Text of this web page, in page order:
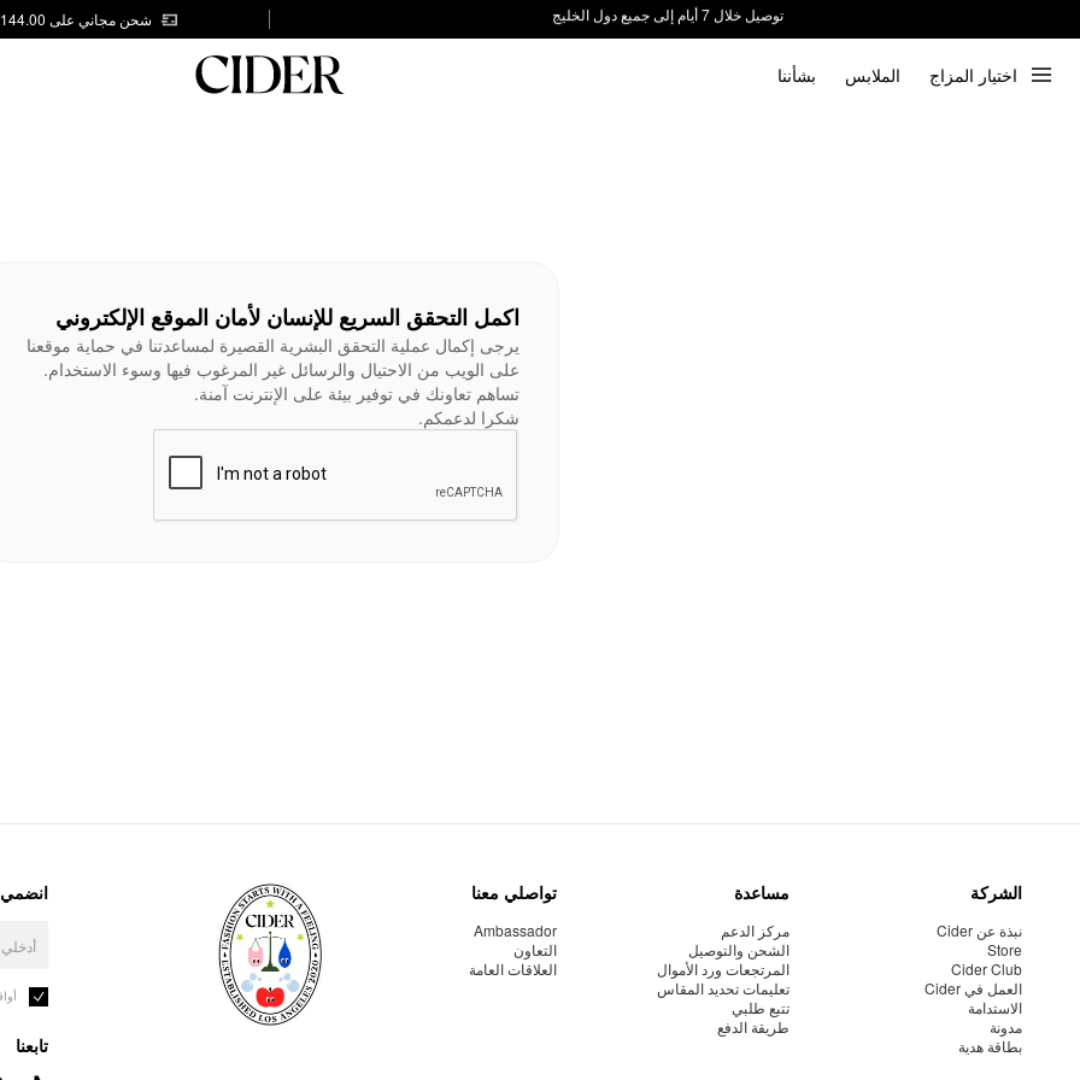
ندعم الدفع عند الاستلام 📦
شحن مجاني على AED 144.00
اختيار المزاج الملابس بشأننا
اكمل التحقق السريع للإنسان لأمان الموقع الإلكتروني
يرجى إكمال عملية التحقق البشرية القصيرة لمساعدتنا في حماية موقعنا
على الويب من الاحتيال والرسائل غير المرغوب فيها وسوء الاستخدام.
تساهم تعاونك في توفير بيئة على الإنترنت آمنة.
شكرا لدعمكم.
الشركة
نبذة عن Cider
Store
Cider Club
العمل في Cider
الاستدامة
مدونة
بطاقة هدية
مساعدة
مركز الدعم
الشحن والتوصيل
المرتجعات ورد الأموال
تعليمات تحديد المقاس
تتبع طلبي
طريقة الدفع
تواصلي معنا
Ambassador
التعاون
العلاقات العامة
انضمي
تابعنا